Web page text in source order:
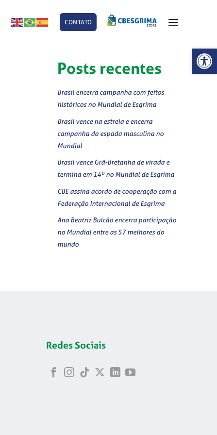
Abrir
CONTATO
Posts recentes
Brasil encerra campanha com feitos
históricos no Mundial de Esgrima
Brasil vence na estreia e encerra
campanha da espada masculina no
Mundial
Brasil vence Grã-Bretanha de virada e
termina em 14º no Mundial de Esgrima
CBE assina acordo de cooperação com a
Federação Internacional de Esgrima
Ana Beatriz Bulcão encerra participação
no Mundial entre as 57 melhores do
mundo
Redes Sociais